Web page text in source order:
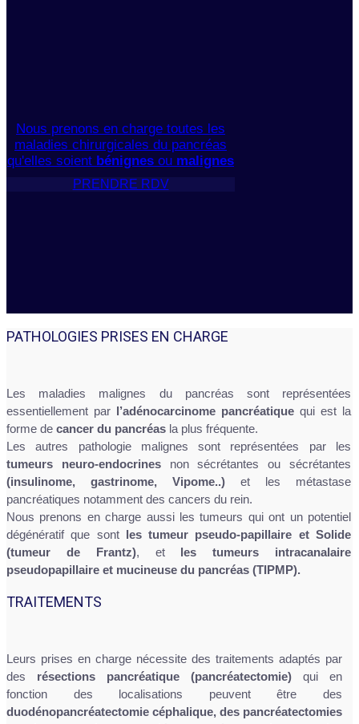
Nous prenons en charge toutes les
maladies chirurgicales du pancréas
qu'elles soient bénignes ou malignes
PRENDRE RDV
PATHOLOGIES PRISES EN CHARGE
Les maladies malignes du pancréas sont représentées
essentiellement par l’adénocarcinome pancréatique qui est la
forme de cancer du pancréas la plus fréquente.
Les autres pathologie malignes sont représentées par les
tumeurs neuro-endocrinesnon sécrétantes ou sécrétantes
(insulinome, gastrinome, Vipome..) et les métastase
pancréatiques notamment des cancers du rein.
Nous prenons en charge aussi les tumeurs qui ont un potentiel
dégénératif que sont les tumeur pseudo-papillaire et Solide
(tumeur de Frantz), et les tumeurs intracanalaire
pseudopapillaire et mucineuse du pancréas (TIPMP).
TRAITEMENTS
Leurs prises en charge nécessite des traitements adaptés par
des résections pancréatique (pancréatectomie) qui en
fonction des localisations peuvent être des
duodénopancréatectomie céphalique, des pancréatectomies